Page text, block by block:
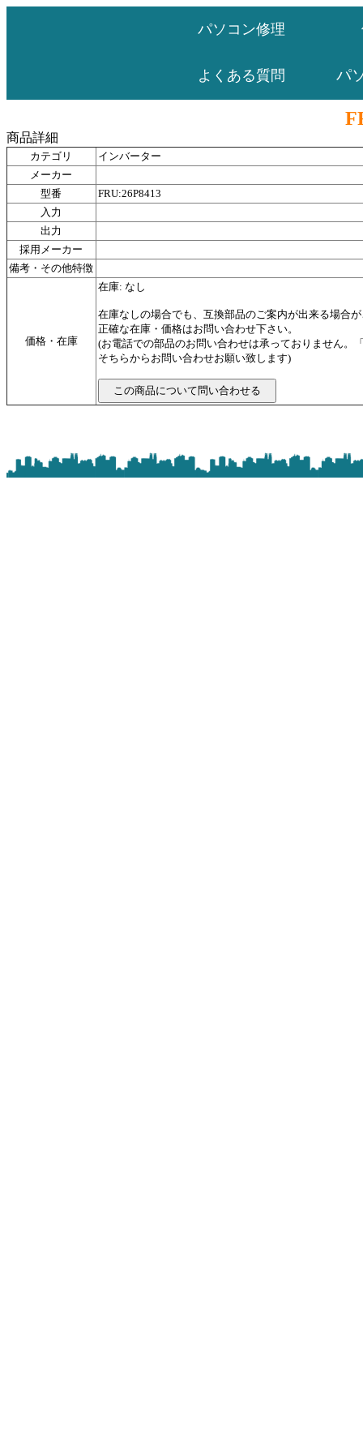
パソコン修理
よくある質問 パ
商品詳細
カテゴリ
インバーター
メーカー
型番
FRU:26P8413
入力
出力
採用メーカー
備考・その他特徴
価格・在庫
在庫: なし
在庫なしの場合でも、互換部品のご案内が出来る場合
正確な在庫・価格はお問い合わせ下さい。
(お電話での部品のお問い合わせは承っておりません。
そちらからお問い合わせお願い致します)